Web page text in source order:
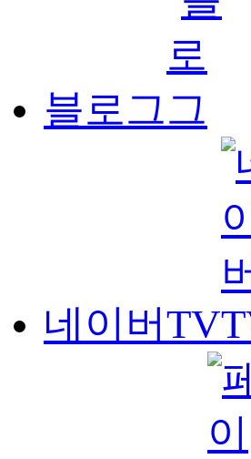
블로그
네이버TV